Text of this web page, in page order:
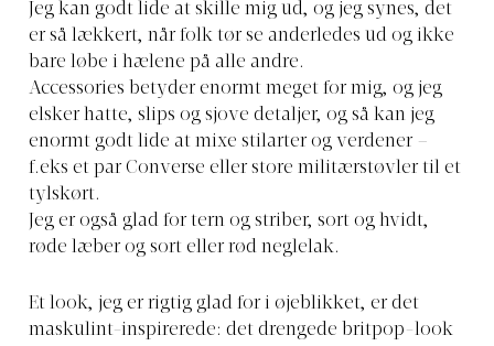
Jeg kan godt lide at skille mig ud, og jeg synes, det
er så lækkert, når folk tør se anderledes ud og ikke
bare løbe i hælene på alle andre.
Accessories betyder enormt meget for mig, og jeg
elsker hatte, slips og sjove detaljer, og så kan jeg
enormt godt lide at mixe stilarter og verdener –
f.eks et par Converse eller store militærstøvler til et
tylskørt.
Jeg er også glad for tern og striber, sort og hvidt,
røde læber og sort eller rød neglelak.
Et look, jeg er rigtig glad for i øjeblikket, er det
maskulint-inspirerede: det drengede britpop-look